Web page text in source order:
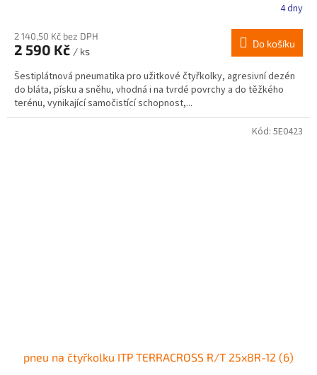
4 dny
2 140,50 Kč bez DPH
2 590 Kč / ks
Do košíku
Šestiplátnová pneumatika pro užitkové čtyřkolky, agresivní dezén
do bláta, písku a sněhu, vhodná i na tvrdé povrchy a do těžkého
terénu, vynikající samočistící schopnost,...
pneu na čtyřkolku ITP TERRACROSS R/T 25x8R-12 (6)
Kód: 5E0423